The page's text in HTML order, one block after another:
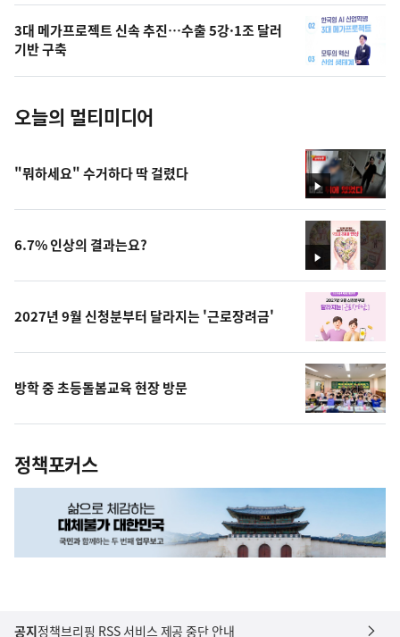
의
사
진
3대 메가프로젝트 신속 추진…수출 5강·1조 달러
기반 구축
오늘의 멀티미디어
영
상
"뭐하세요" 수거하다 딱 걸렸다
영
상
6.7% 인상의 결과는요?
2027년 9월 신청분부터 달라지는 '근로장려금'
방학 중 초등돌봄교육 현장 방문
정책포커스
공지정책브리핑 RSS 서비스 제공 중단 안내